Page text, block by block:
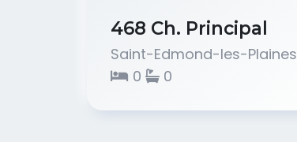
468 Ch. Principal
Saint-Edmond-les-Plaines
0
0